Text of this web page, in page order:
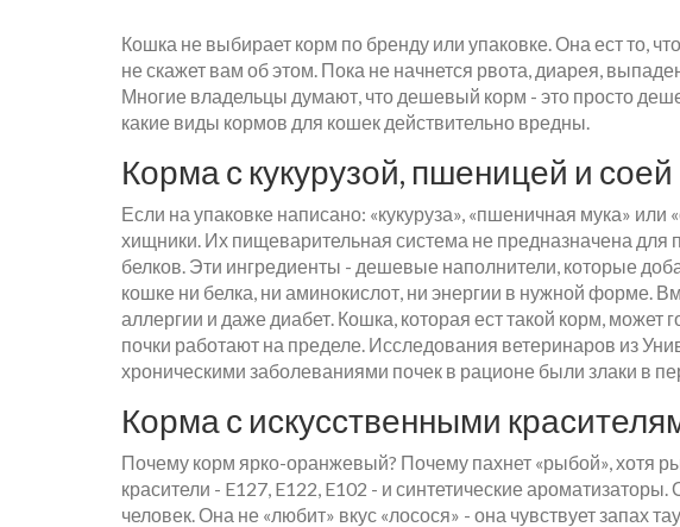
Кошка не выбирает корм по бренду или упаковке. Она ест то,
не скажет вам об этом. Пока не начнется рвота, диарея,
Многие владельцы думают, что дешевый корм - это просто
какие виды кормов для кошек действительно вредны.
Корма с кукурузой, пшеницей и
Если на упаковке написано: «кукуруза», «пшеничная мука»
хищники. Их пищеварительная система не предназначена
белков. Эти ингредиенты - дешевые наполнители, которые
кошке ни белка, ни аминокислот, ни энергии в нужной форме.
аллергии и даже диабет. Кошка, которая ест такой корм, может
почки работают на пределе. Исследования ветеринаров из
хроническими заболеваниями почек в рационе были злаки в
Корма с искусственными
Почему корм ярко-оранжевый? Почему пахнет «рыбой», хотя
красители - E127, E122, E102 - и синтетические
человек. Она не «любит» вкус «лосося» - она чувствует запах